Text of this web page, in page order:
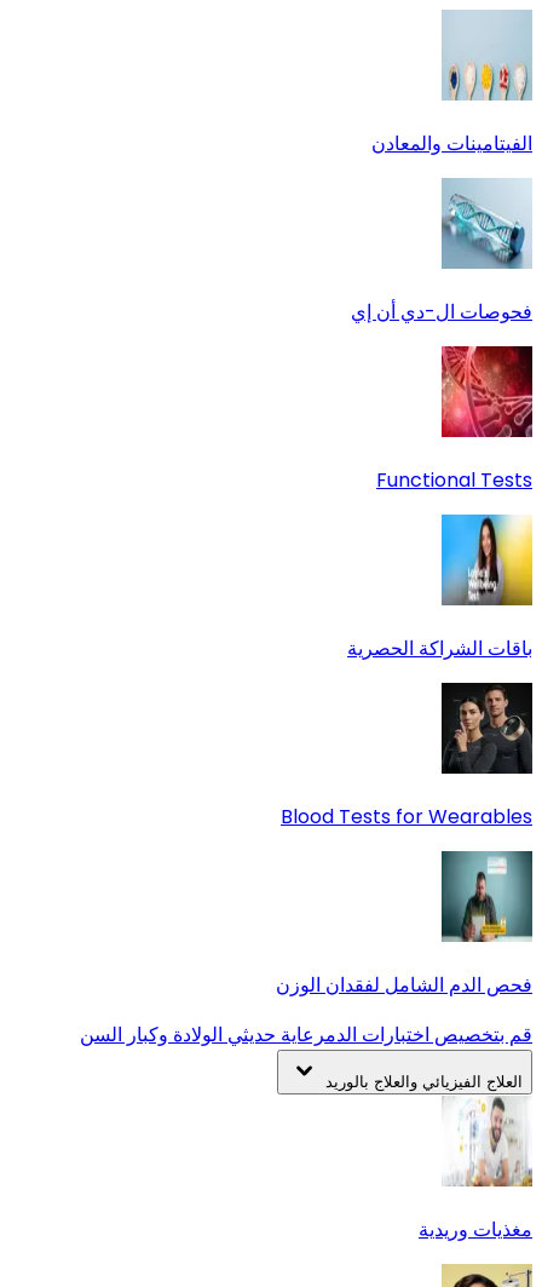
الفيتامينات والمعادن
فحوصات ال-دي أن إي
Functional Tests
باقات الشراكة الحصرية
Blood Tests for Wearables
فحص الدم الشامل لفقدان الوزن
قم بتخصيص اختبارات الدمرعاية حديثي الولادة وكبار السن
العلاج الفيزيائي والعلاج بالوريد
مغذيات وريدية